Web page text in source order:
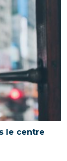
le centre